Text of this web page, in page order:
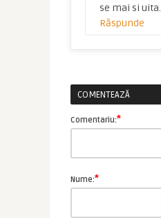
se mai si uita.
Răspunde
COMENTEAZĂ
Comentariu:*
Nume:*